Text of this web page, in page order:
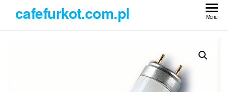
treści
cafefurkot.com.pl Menu